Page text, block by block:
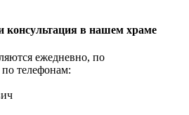
в нашем храме
ежедневно, по
телефонам: